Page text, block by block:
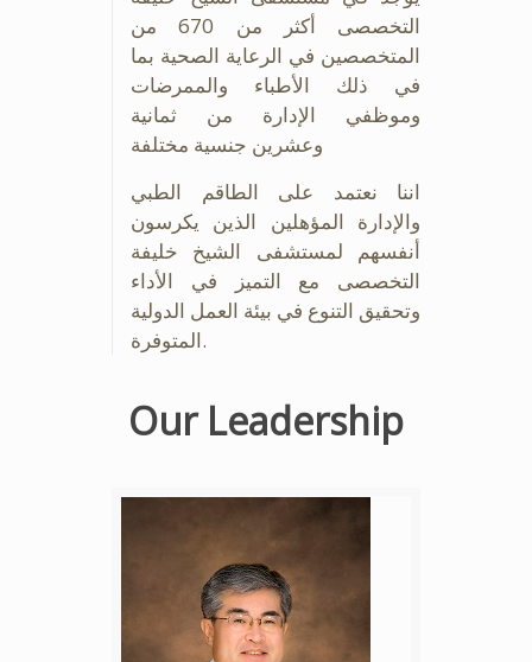
التخصصى أكثر من 670 من
المتخصصين في الرعاية الصحية بما
في ذلك الأطباء والممرضات
وموظفي الإدارة من ثمانية
وعشرين جنسية مختلفة
اننا نعتمد على الطاقم الطبي
والإدارة المؤهلين الذين يكرسون
أنفسهم لمستشفى الشيخ خليفة
التخصصى مع التميز في الأداء
وتحقيق التنوع في بيئة العمل الدولية
المتوفرة.
Our Leadership